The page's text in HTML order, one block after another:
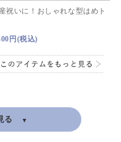
祝いに！おしゃれな型はめト
円(税込)
る